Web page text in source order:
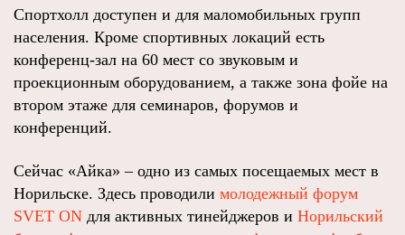
Спортхолл доступен и для маломобильных групп
населения. Кроме спортивных локаций есть
конференц-зал на 60 мест со звуковым и
проекционным оборудованием, а также зона фойе на
втором этаже для семинаров, форумов и
конференций.
Сейчас «Айка» – одно из самых посещаемых мест в
Норильске. Здесь проводили молодежный форум
SVET ON для активных тинейджеров и Норильский